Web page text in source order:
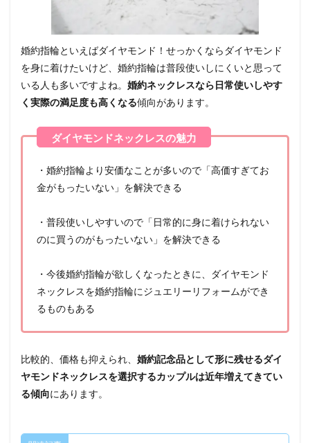
婚約指輪といえばダイヤモンド！せっかくならダイヤモンド
を身に着けたいけど、婚約指輪は普段使いしにくいと思って
いる人も多いですよね。 婚約ネックレスなら日常使いしやす
く実際の満足度も高くなる傾向があります。
・婚約指輪より安価なことが多いので「高価すぎてお
金がもったいない」を解決できる
・普段使いしやすいので「日常的に身に着けられない
のに買うのがもったいない」を解決できる
・今後婚約指輪が欲しくなったときに、ダイヤモンド
ネックレスを婚約指輪にジュエリーリフォームができ
るものもある
比較的、価格も抑えられ、 婚約記念品として形に残せるダイ
ヤモンドネックレスを選択するカップルは近年増えてきてい
る傾向にあります。